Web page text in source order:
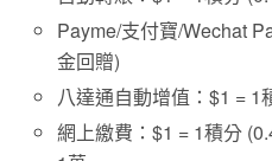
Payme/支付寶/Wechat
金回贈)
八達通自動增值：$1 = 1
網上繳費：$1 = 1積分